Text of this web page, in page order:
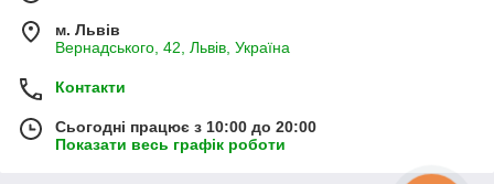
м. Львів
Вернадського, 42, Львів, Україна
Контакти
Сьогодні працює з 10:00 до 20:00
Показати весь графік роботи